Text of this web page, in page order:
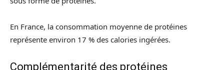
En France, la consommation moyenne de protéines
représente environ 17 % des calories ingérées.
Complémentarité des protéines